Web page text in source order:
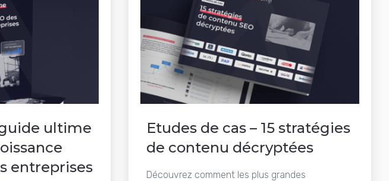
guide ultime
entreprises
Etudes de cas – 15 stratégies
de contenu décryptées
Découvrez comment les plus grandes